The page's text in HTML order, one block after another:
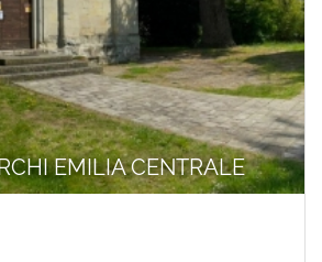
EMILIA CENTRALE